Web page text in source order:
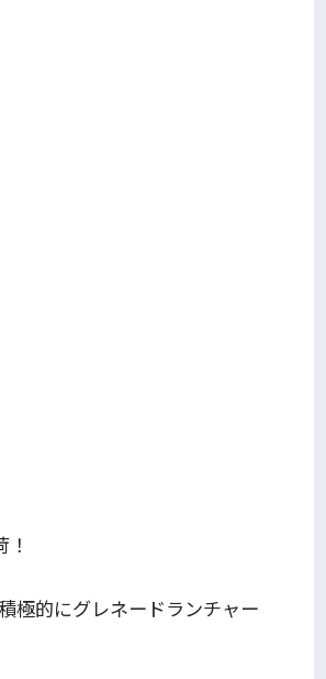
極的にグレネードランチャー